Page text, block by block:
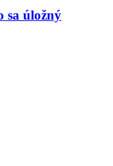
sa úložný